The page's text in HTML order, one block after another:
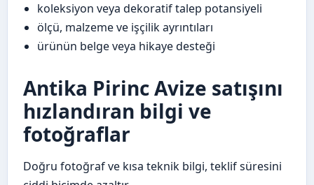
koleksiyon veya dekoratif talep potansiyeli
ölçü, malzeme ve işçilik ayrıntıları
ürünün belge veya hikaye desteği
Antika Pirinc Avize satışını
hızlandıran bilgi ve
fotoğraflar
Doğru fotoğraf ve kısa teknik bilgi, teklif süresini